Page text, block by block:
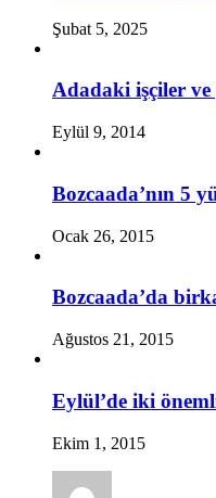
Şubat 5, 2025
Adadaki işçiler
Eylül 9, 2014
Bozcaada’nın 5
Ocak 26, 2015
Bozcaada’da
Ağustos 21, 2015
Eylül’de iki
Ekim 1, 2015